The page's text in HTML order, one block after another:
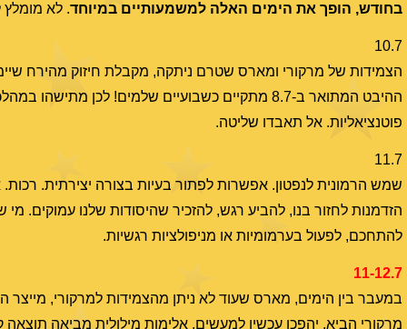
בחודש, הופך את הימים האלה למשמעותיים במיוחד. לא מומלץ
10.7
ההיבט המתואר ב-8.7 מתקיים כשבועיים שלמים! לכן
פוטנציאליות. אל תאבדו שליטה.
11.7
שמש הרמונית לנפטון. אפשרות לפתור בעיות בצורה יצירתית. רכות.
הזדמנות לחזור בנו, להביע רגש, להזכיר שהיסודות שלנו עמוקים.
להתחכם, לפעול בערמומיות או מניפולציות רגשיות.
11-12.7
במעבר בין הימים, מארס שעוד לא ניתן מהצמידות למרקורי, מייצר
מרקורי הביא, יהפכו עכשיו למעשים. אלימות מילולית מביאה